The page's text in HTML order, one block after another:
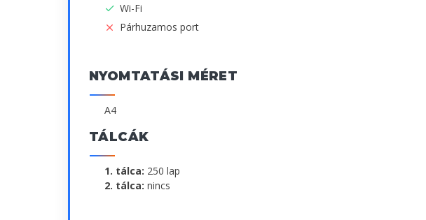
Wi-Fi
Párhuzamos port
NYOMTATÁSI MÉRET
A4
TÁLCÁK
1. tálca: 250 lap
2. tálca: nincs